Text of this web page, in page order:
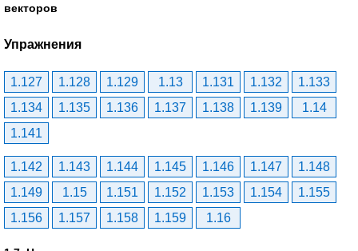
векторов
Упражнения
1.127 1.128 1.129 1.13 1.131 1.132
1.133
1.134
1.135 1.136 1.137 1.138 1.139
1.14
1.141
1.142 1.143 1.144 1.145 1.146 1.147
1.148
1.149
1.15 1.151 1.152 1.153 1.154
1.155
1.156
1.157 1.158 1.159 1.16